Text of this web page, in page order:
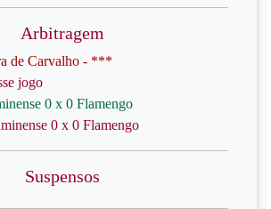
Arbitragem
de Carvalho - ***
jogo
0 x 0 Flamengo
0 x 0 Flamengo
Suspensos